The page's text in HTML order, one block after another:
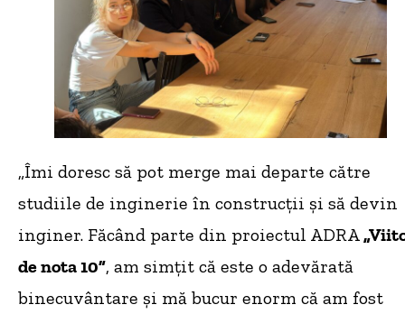
„Îmi doresc să pot merge mai departe către
studiile de inginerie în construcții și să devin
inginer. Făcând parte din proiectul ADRA
de nota 10”, am simțit că este o adevărată
binecuvântare și mă bucur enorm că am fost